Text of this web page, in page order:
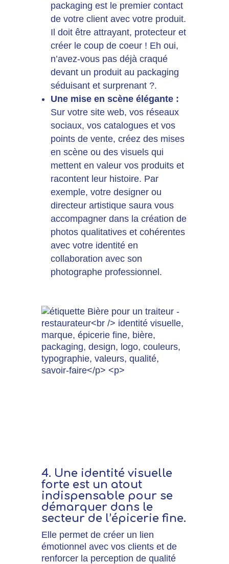
packaging est le premier contact
de votre client avec votre produit.
Il doit être attrayant, protecteur et
créer le coup de coeur ! Eh oui,
n’avez-vous pas déjà craqué
devant un produit au packaging
séduisant et surprenant ?.
Une mise en scène élégante :
Sur votre site web, vos réseaux
sociaux, vos catalogues et vos
points de vente, créez des mises
en scène ou des visuels qui
mettent en valeur vos produits et
racontent leur histoire. Par
exemple, votre designer ou
directeur artistique saura vous
accompagner dans la création de
photos qualitatives et cohérentes
avec votre identité en
collaboration avec son
photographe professionnel.
4. Une identité visuelle
forte est un atout
indispensable pour se
démarquer dans le
secteur de l’épicerie fine.
Elle permet de créer un lien
émotionnel avec vos clients et de
renforcer la perception de qualité